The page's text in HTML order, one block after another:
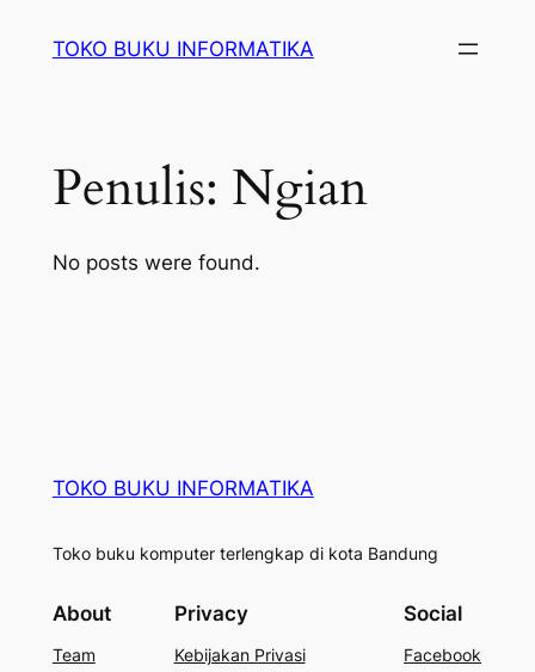
TOKO BUKU INFORMATIKA
Penulis: Ngian
No posts were found.
TOKO BUKU INFORMATIKA
Toko buku komputer terlengkap di kota Bandung
About
Team
Privacy
Kebijakan Privasi
Social
Facebook